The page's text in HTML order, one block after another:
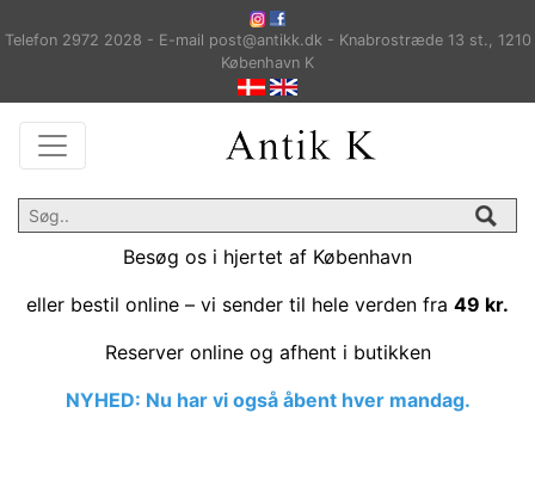
Telefon 2972 2028 - E-mail post@antikk.dk- Knabrostræde 13 st., 1210
København K
Besøg os i hjertet af København
eller bestil online – vi sender til hele verden fra 49 kr.
Reserver online og afhent i butikken
NYHED: Nu har vi også åbent hver mandag.